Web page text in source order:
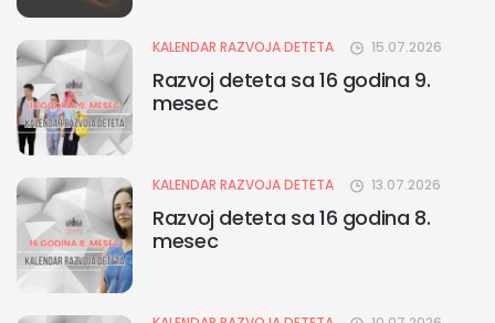
KALENDAR RAZVOJA DETETA 15.07.2026
Razvoj deteta sa 16 godina 9.
mesec
KALENDAR RAZVOJA DETETA 13.07.2026
Razvoj deteta sa 16 godina 8.
mesec